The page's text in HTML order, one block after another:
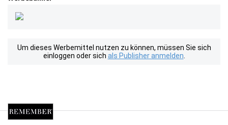
Um dieses Werbemittel nutzen zu können, müssen Sie sich
einloggen oder sich als Publisher anmelden